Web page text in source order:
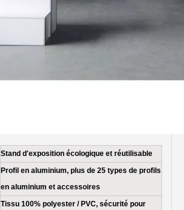
Stand d'exposition écologique et réutilisable
Profil en aluminium, plus de 25 types de profils
en aluminium et accessoires
Tissu 100% polyester / PVC, sécurité pour